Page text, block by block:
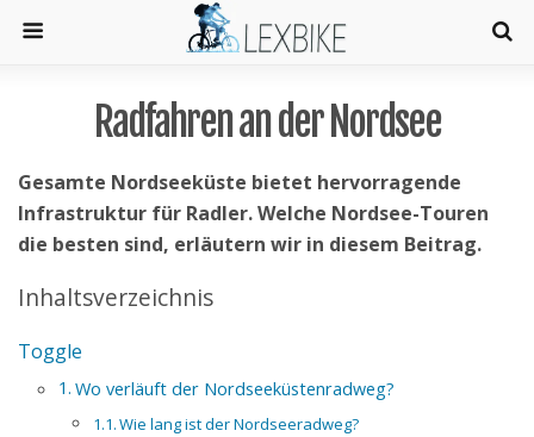
Radfahren an der Nordsee
Gesamte Nordseeküste bietet hervorragende
Infrastruktur für Radler. Welche Nordsee-Touren
die besten sind, erläutern wir in diesem Beitrag.
Inhaltsverzeichnis
Toggle
Wo verläuft der Nordseeküstenradweg?
Wie lang ist der Nordseeradweg?